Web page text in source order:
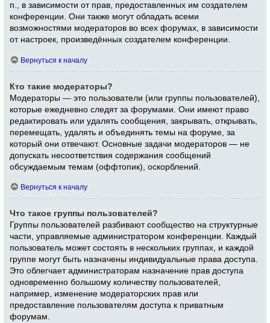
п., в зависимости от прав, предоставленных им создателем
конференции. Они также могут обладать всеми
возможностями модераторов во всех форумах, в зависимости
от настроек, произведённых создателем конференции.
Вернуться к началу
Кто такие модераторы?
Модераторы — это пользователи (или группы пользователей),
которые ежедневно следят за форумами. Они имеют право
редактировать или удалять сообщения, закрывать, открывать,
перемещать, удалять и объединять темы на форуме, за
который они отвечают. Основные задачи модераторов — не
допускать несоответствия содержания сообщений
обсуждаемым темам (оффтопик), оскорблений.
Вернуться к началу
Что такое группы пользователей?
Группы пользователей разбивают сообщество на структурные
части, управляемые администратором конференции. Каждый
пользователь может состоять в нескольких группах, и каждой
группе могут быть назначены индивидуальные права доступа.
Это облегчает администраторам назначение прав доступа
одновременно большому количеству пользователей,
например, изменение модераторских прав или
предоставление пользователям доступа к приватным
форумам.